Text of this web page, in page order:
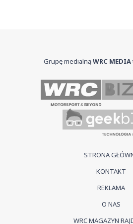
Grupę medialnąWRC MEDIA
STRONA
KONTAKT
REKLAMA
O NAS
WRC MAGAZYN